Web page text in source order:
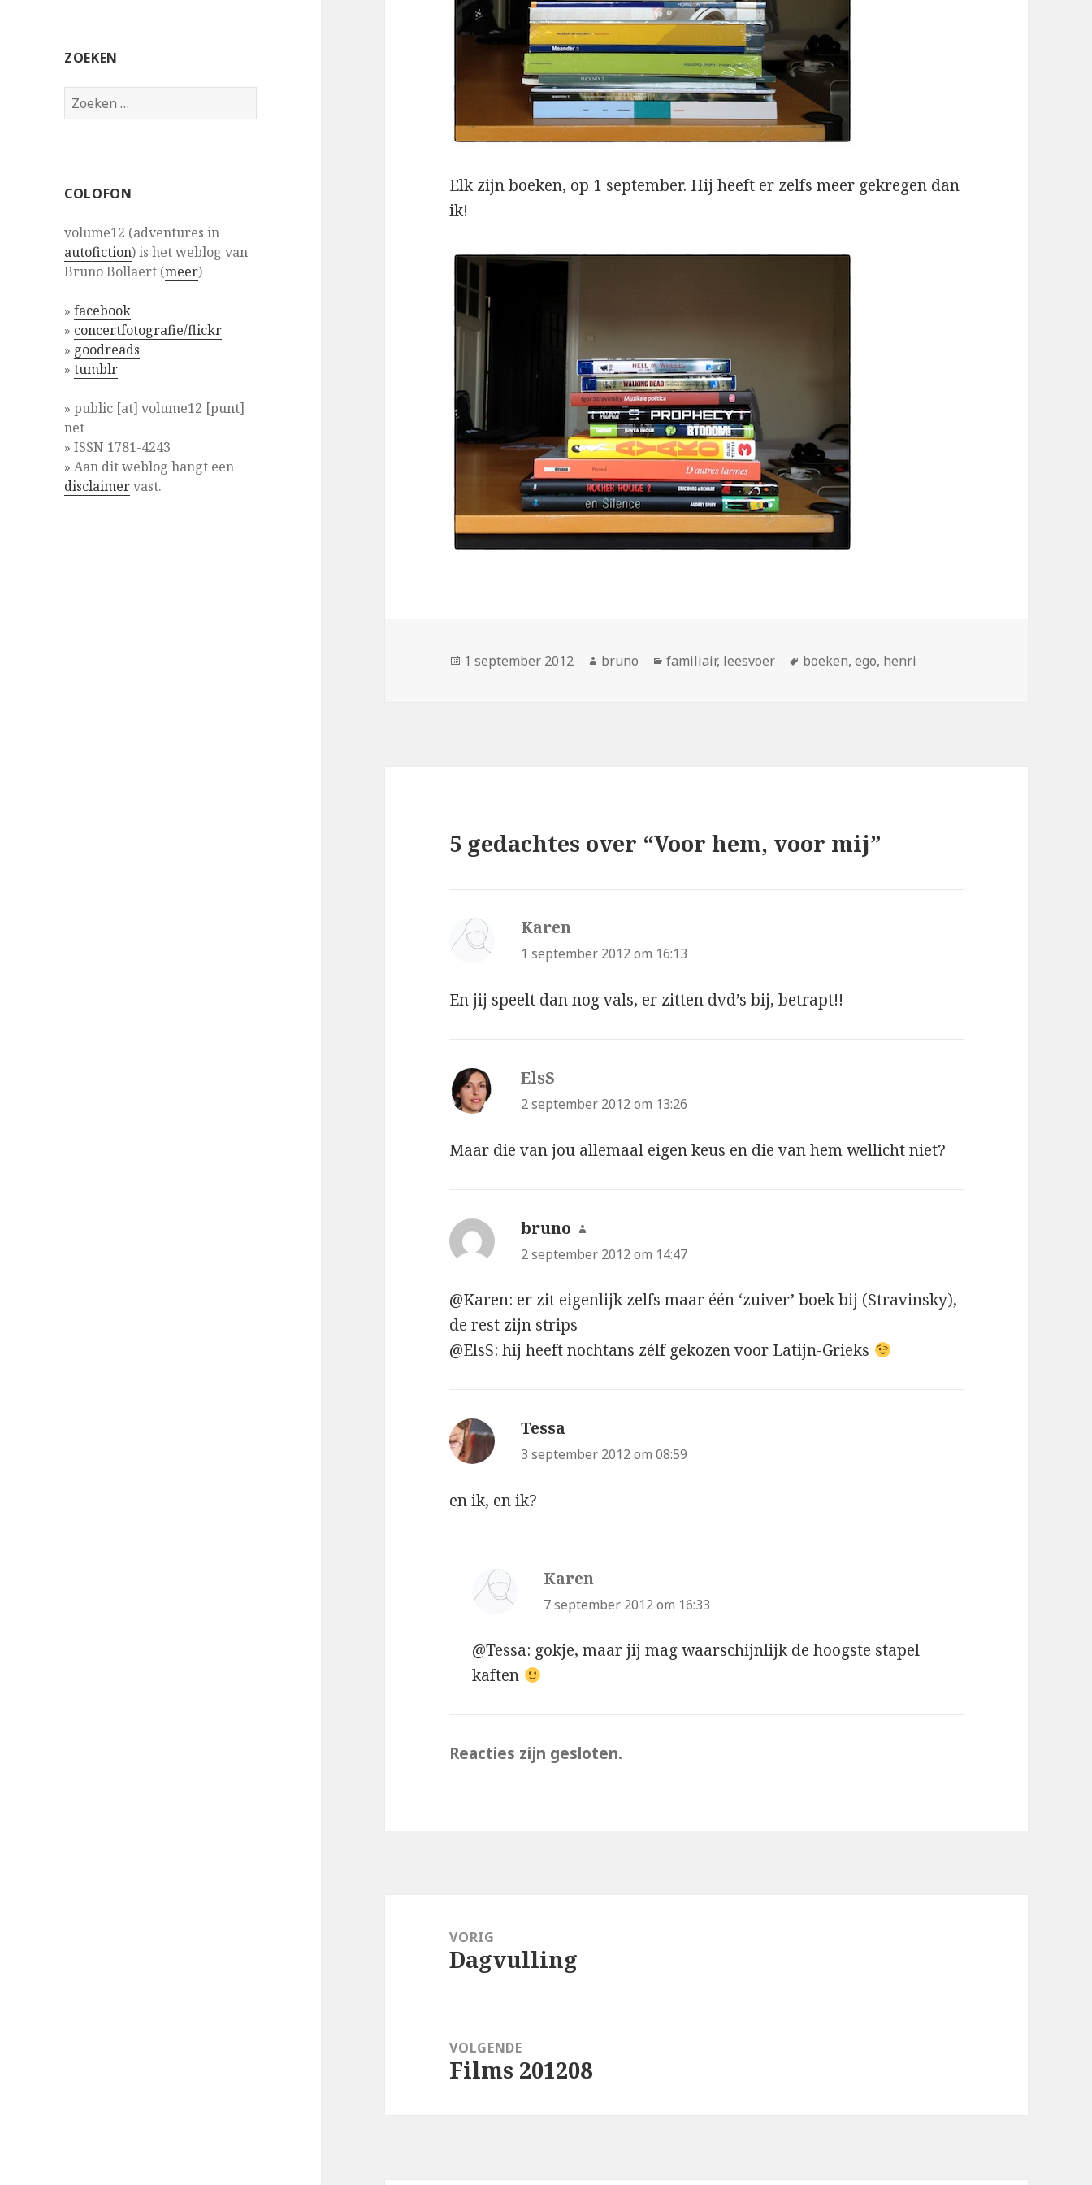
ZOEKEN
Zoeken
naar:
COLOFON
volume12 (adventures in
autofiction) is het weblog van
Bruno Bollaert (meer)
»facebook
» concertfotografie/flickr
» goodreads
»tumblr
» public [at] volume12 [punt]
net
» ISSN 1781-4243
» Aan dit weblog hangt een
disclaimervast.
Elk zijn boeken, op 1 september. Hij heeft er zelfs meer gekregen dan
ik!
Geplaatst
1 september 2012 Auteur
bruno Categorieën
familiair, leesvoer Tags
boeken,ego, henri
5 gedachtes over “Voor hem, voor mij”
Karen
1 september 2012 om 16:13
En jij speelt dan nog vals, er zitten dvd’s bij, betrapt!!
ElsS
2 september 2012 om 13:26
Maar die van jou allemaal eigen keus en die van hem wellicht niet?
bruno schreef:
2 september 2012 om 14:47
@Karen: er zit eigenlijk zelfs maar één ‘zuiver’ boek bij (Stravinsky),
de rest zijn strips
@ElsS: hij heeft nochtans zélf gekozen voor Latijn-Grieks
Tessa
3 september 2012 om 08:59
en ik, en ik?
Karen
7 september 2012 om 16:33
@Tessa: gokje, maar jij mag waarschijnlijk de hoogste stapel
kaften
Reacties zijn gesloten.
navigatieVORIG
Vorig
Dagvulling
VOLGENDE
Volgend
Films 201208